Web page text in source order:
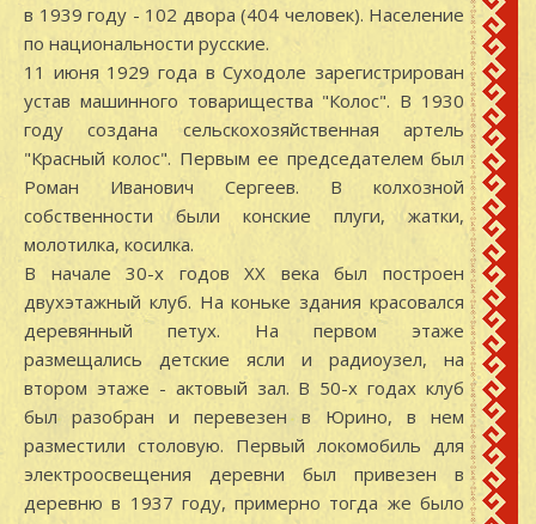
в 1939 году - 102 двора (404 человек). Население
по национальности русские.
11 июня 1929 года в Суходоле зарегистрирован
устав машинного товарищества "Колос". В 1930
году создана сельскохозяйственная артель
"Красный колос". Первым ее председателем был
Роман Иванович Сергеев. В колхозной
собственности были конские плуги, жатки,
молотилка, косилка.
В начале 30-х годов XX века был построен
двухэтажный клуб. На коньке здания красовался
деревянный петух. На первом этаже
размещались детские ясли и радиоузел, на
втором этаже - актовый зал. В 50-х годах клуб
был разобран и перевезен в Юрино, в нем
разместили столовую. Первый локомобиль для
электроосвещения деревни был привезен в
деревню в 1937 году, примерно тогда же было